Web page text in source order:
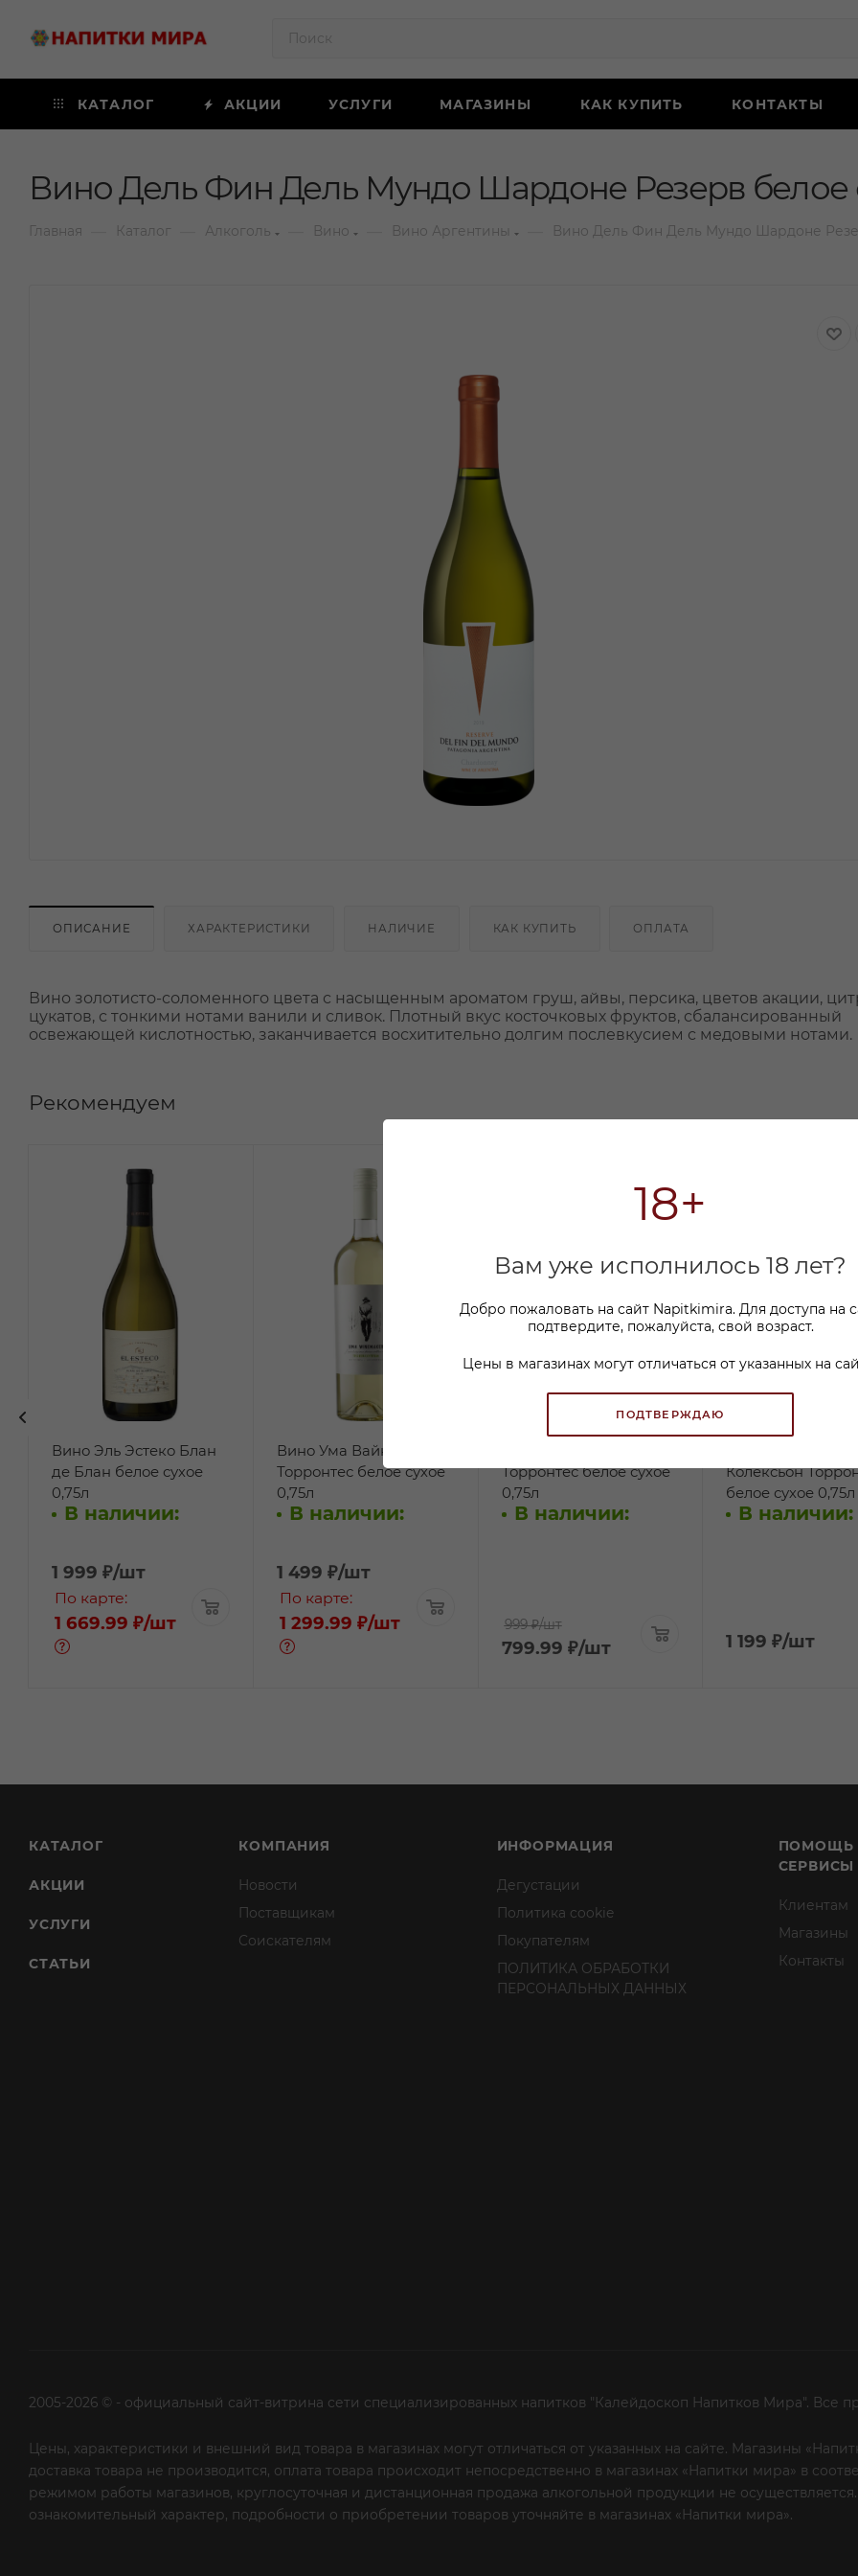
18+
Вам уже исполнилось 18 лет?
Добро пожаловать на сайт Napitkimira. Для доступа на
подтвердите, пожалуйста, свой возраст.
Цены в магазинах могут отличаться от указанных на
ПОДТВЕРЖДАЮ
КАТАЛОГ АКЦИИ УСЛУГИ МАГАЗИНЫ КАК КУПИТЬ КОНТАКТЫ
Вино Дель Фин Дель Мундо Шардоне Резерв белое
Главная Каталог Алкоголь Вино Вино Аргентины Вино Дель Фин Дель Мундо Шардоне
ОПИСАНИЕ ХАРАКТЕРИСТИКИ НАЛИЧИЕ КАК КУПИТЬ ОПЛАТА
Вино золотисто-соломенного цвета с насыщенным ароматом груш, айвы, персика, цветов акации,
цукатов, с тонкими нотами ванили и сливок. Плотный вкус косточковых фруктов, сбалансированный
освежающей кислотностью, заканчивается восхитительно долгим послевкусием с медовыми нотами.
Рекомендуем
Вино Эль Эстеко Блан
де Блан белое сухое
0,75л
В наличии:
1 999 ₽/шт
По карте:
1 669.99 ₽/шт
Вино Ума Вайнмэкер
Торронтес белое сухое
0,75л
В наличии:
1 499 ₽/шт
По карте:
1 299.99 ₽/шт
Торронтес белое сухое
0,75л
В наличии:
999 ₽/шт
799.99 ₽/шт
Колексьон
белое сухое 0,75л
В наличии:
1 199 ₽/шт
КАТАЛОГ
АКЦИИ
УСЛУГИ
СТАТЬИ
КОМПАНИЯ
Новости
Поставщикам
Соискателям
ИНФОРМАЦИЯ
Дегустации
Политика cookie
Покупателям
ПОЛИТИКА ОБРАБОТКИ
ПЕРСОНАЛЬНЫХ ДАННЫХ
ПОМОЩЬ
СЕРВИСЫ
Клиентам
Магазины
Контакты
2005-2026 © - официальный сайт-витрина сети специализированных напитков "Калейдоскоп Напитков Мира". Все
Цены, характеристики и внешний вид товара в магазинах могут отличаться от указанных на сайте. Магазины
доставка товара не производится, оплата товара происходит непосредственно в магазинах «Напитки мира» в
режимом работы магазинов, круглосуточная и дистанционная продажа алкогольной продукции не
ознакомительный характер, подробности о приобретении товаров уточняйте в магазинах «Напитки мира».